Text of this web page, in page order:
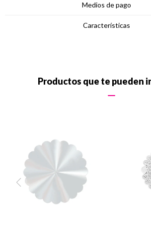
Medios de pago
Características
Productos que te pueden